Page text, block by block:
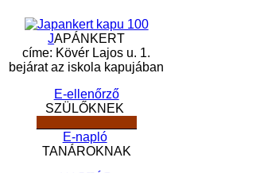
JAPÁNKERT
címe: Kövér Lajos u. 1.
bejárat az iskola kapujában
E-ellenőrző
SZÜLŐKNEK
E-napló
TANÁROKNAK